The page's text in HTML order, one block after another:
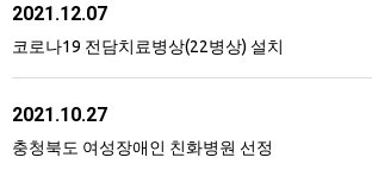
2021.12.07
코로나19 전담치료병상(22병상) 설치
2021.10.27
충청북도 여성장애인 친화병원 선정